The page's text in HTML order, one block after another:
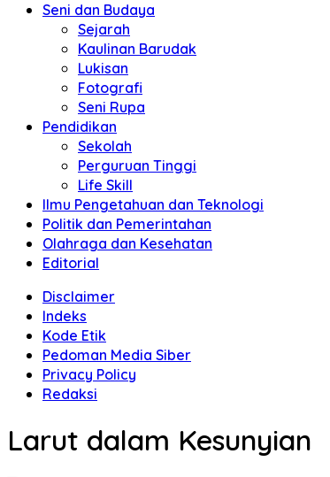
Seni dan Budaya
Sejarah
Kaulinan Barudak
Lukisan
Fotografi
Seni Rupa
Pendidikan
Sekolah
Perguruan Tinggi
Life Skill
Ilmu Pengetahuan dan Teknologi
Politik dan Pemerintahan
Olahraga dan Kesehatan
Editorial
Disclaimer
Indeks
Kode Etik
Pedoman Media Siber
Privacy Policy
Redaksi
Larut dalam Kesunyian